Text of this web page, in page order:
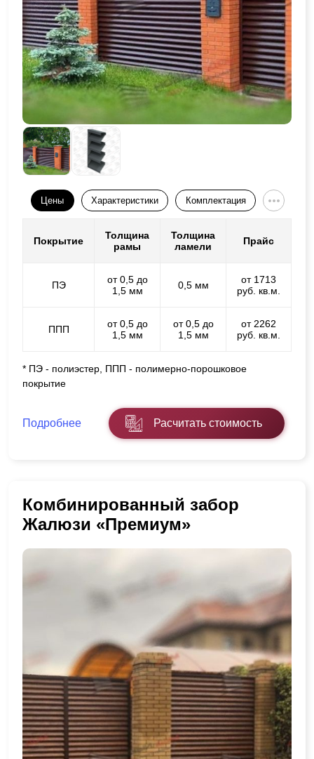
Цены Характеристики Комплектация
Покрытие
Толщина
рамы
Толщина
ламели
Прайс
ПЭ
от 0,5 до
1,5 мм
0,5 мм
от 1713
руб. кв.м.
ППП
от 0,5 до
1,5 мм
от 0,5 до
1,5 мм
от 2262
руб. кв.м.
* ПЭ - полиэстер, ППП - полимерно-порошковое
покрытие
Подробнее Расчитать стоимость
Комбинированный забор
Жалюзи «Премиум»